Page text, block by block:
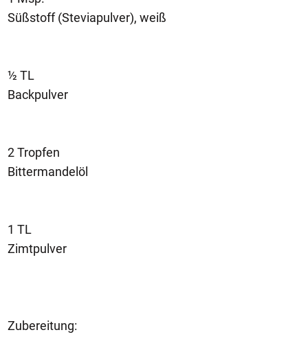
Süßstoff (Steviapulver), weiß
½ TL
Backpulver
2 Tropfen
Bittermandelöl
1 TL
Zimtpulver
Zubereitung: